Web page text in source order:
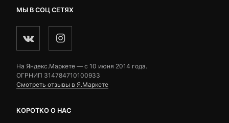
МЫ В СОЦ СЕТЯХ
На Яндекс.Маркете — c 10 июня 2014 года.
ОГРНИП 314784710100933
Смотреть отзывы в Я.Маркете
КОРОТКО О НАС